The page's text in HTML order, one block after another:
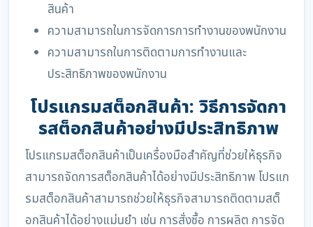
สินค้า
ความสามารถในการจัดการการทำงานของพนักงาน
ความสามารถในการติดตามการทำงานและ
ประสิทธิภาพของพนักงาน
โปรแกรมสต็อกสินค้า: วิธีการจัดกา
รสต็อกสินค้าอย่างมีประสิทธิภาพ
โปรแกรมสต็อกสินค้าเป็นเครื่องมือสำคัญที่ช่วยให้ธุรกิจ
สามารถจัดการสต็อกสินค้าได้อย่างมีประสิทธิภาพ โปรแก
รมสต็อกสินค้าสามารถช่วยให้ธุรกิจสามารถติดตามสต็
อกสินค้าได้อย่างแม่นยำ เช่น การสั่งซื้อ การผลิต การจัด